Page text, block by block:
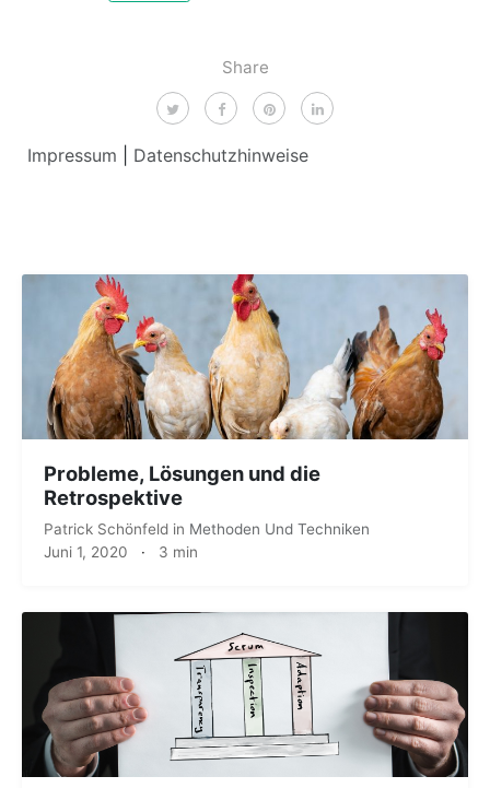
Share
Impressum Datenschutzhinweise
Probleme, Lösungen und die
Retrospektive
Patrick Schönfeld in Methoden Und Techniken
Juni 1, 2020 · 3 min